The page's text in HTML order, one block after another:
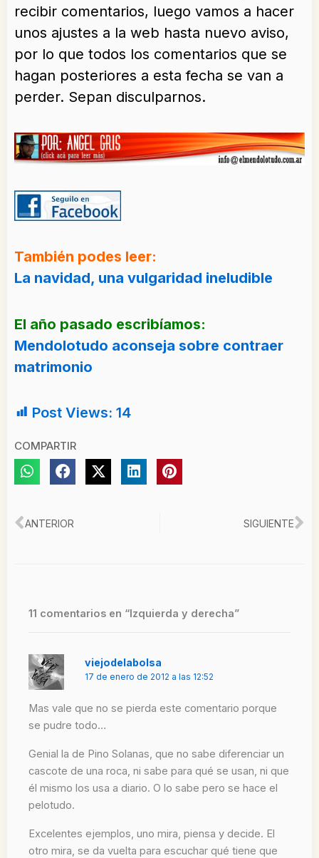
recibir comentarios, luego vamos a hacer
unos ajustes a la web hasta nuevo aviso,
por lo que todos los comentarios que se
hagan posteriores a esta fecha se van a
perder. Sepan disculparnos.
También podes leer:
La navidad, una vulgaridad ineludible
El año pasado escribíamos:
Mendolotudo aconseja sobre contraer
matrimonio
Post Views: 14
COMPARTIR
Ant
ANTERIOR SIGUIENTE
11 comentarios en “Izquierda y derecha”
viejodelabolsa
17 de enero de 2012 a las 12:52
Mas vale que no se pierda este comentario porque
se pudre todo…
Genial la de Pino Solanas, que no sabe diferenciar un
cascote de una roca, ni sabe para qué se usan, ni que
él mismo los usa a diario. O lo sabe pero se hace el
pelotudo.
Excelentes ejemplos, uno mira, piensa y decide. El
otro mira, se da vuelta para escuchar qué tiene que